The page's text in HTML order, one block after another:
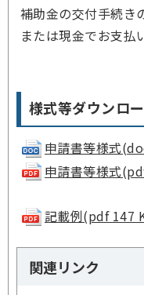
補助金の交付手続き
または現金でお支払
様式等ダウンロ
申請書等様式
申請書等様式
記載例(pdf 147
関連リンク